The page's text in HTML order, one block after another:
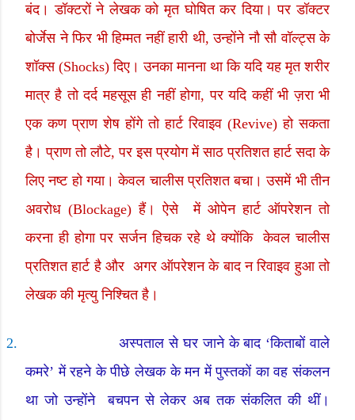
बंद। डॉक्टरों ने लेखक को मृत घोषित कर दिया। पर डॉक्टर
बोर्जेस ने फिर भी हिम्मत नहीं हारी थी, उन्होंने नौ सौ वॉल्ट्स के
शॉक्स (Shocks) दिए। उनका मानना था कि यदि यह मृत शरीर
मात्र है तो दर्द महसूस ही नहीं होगा,पर यदि कहीं भी ज़रा भी
एक कण प्राण शेष होंगे तो हार्ट रिवाइव (Revive) हो सकता
है। प्राण तो लौटे,पर इस प्रयोग में साठ प्रतिशत हार्ट सदा के
लिए नष्ट हो गया। केवल चालीस प्रतिशत बचा। उसमें भी तीन
अवरोध (Blockage) हैं। ऐसे
में ओपेन हार्ट ऑपरेशन तो
करना ही होगा पर सर्जन हिचक रहे थे क्योंकि
केवल चालीस
प्रतिशत हार्ट है और अगर ऑपरेशन के बाद न रिवाइव हुआ तो
लेखक की मृत्यु निश्चित है।
2. अस्पताल से घर जाने के बाद ‘किताबों वाले
कमरे’में रहने के पीछे लेखक के मन में पुस्तकों का वह संकलन
था जो उन्होंने
बचपन से लेकर अब तक संकलित की थीं।